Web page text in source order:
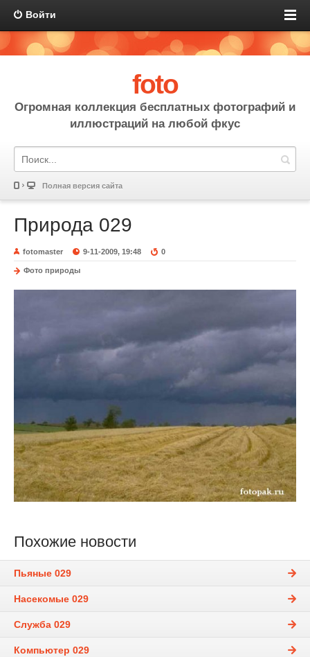
Войти
foto
Огромная коллекция бесплатных фотографий и
иллюстраций на любой фкус
Полная версия сайта
Природа 029
fotomaster 9-11-2009, 19:48 0
Фото природы
Похожие новости
Пьяные 029
Насекомые 029
Служба 029
Компьютер 029